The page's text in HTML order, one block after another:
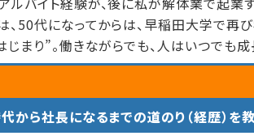
、50代になってからは、早稲田大学で再
まり”。働きながらでも、人はいつでも成
から社長になるまでの道のり（経歴）を